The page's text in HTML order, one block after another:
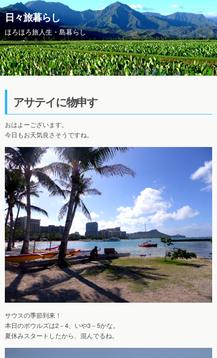
日々旅暮らし
ほろほろ旅人生・島暮らし
アサテイに物申す
おはよーございます。
今日もお天気良さそうですね。
サウスの季節到来！
本日のボウルズは2－4、いや3－5かな。
夏休みスタートしたから、混んでるね。